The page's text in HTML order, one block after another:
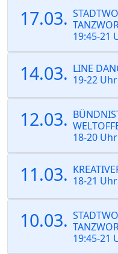
17.03.
19:45-21
14.03. LINE
19-22 Uhr
12.03.
18-20 Uhr
11.03. 18-21 Uhr
10.03.
19:45-21